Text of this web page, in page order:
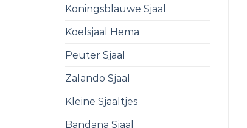
Koningsblauwe Sjaal
Koelsjaal Hema
Peuter Sjaal
Zalando Sjaal
Kleine Sjaaltjes
Bandana Sjaal